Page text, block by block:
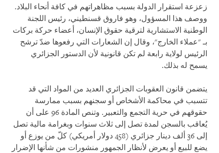
زعزعة استقرار الدولة بسبب مظاهراتهم في كافة أنحاء البلاد.
ووصف هذا المسؤول، وهو فاروق قسنطيني، رئيس اللجنة
الوطنية الاستشارية لترقية حقوق الإنسان، أعضاء حركة بركات
بـ "عملاء الخارج"، وقال إن الشعارات التي رفعوها ضدّ ترشح
الرئيس لولاية رابعة لم تكن قانونية لأن الدستور الجزائري
يسمح له بذلك.
يتضمن قانون العقوبات الجزائري العديد من المواد التي قد
تتسبب في محاكمة الأشخاص أو سجنهم بسبب ممارسة
حقوقهم في حرية التجمع والتعبير. وتنص المادة 96 على أن
يُعاقب بالسجن لمدة تصل إلى ثلاث سنوات وبغرامة مالية تصل
إلى 36 ألف دينار جزائري (458 دولار أمريكي) كلّ من يوزع أو
يضع للبيع أو يعرض لأنظار الجمهور منشورات من شأنها الإضرار